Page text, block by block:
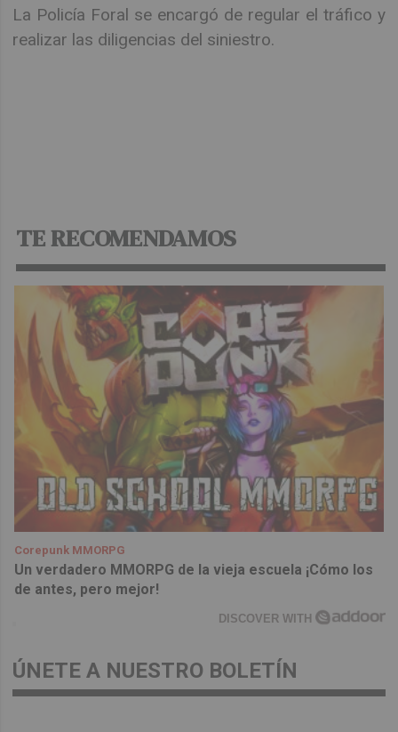
La Policía Foral se encargó de regular el tráfico y
realizar las diligencias del siniestro.
TE RECOMENDAMOS
Corepunk MMORPG
Un verdadero MMORPG de la vieja escuela ¡Cómo los
de antes, pero mejor!
DISCOVER WITH
ÚNETE A NUESTRO BOLETÍN